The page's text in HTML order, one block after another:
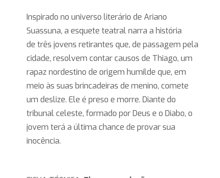
Inspirado no universo literário de Ariano
Suassuna, a esquete teatral narra a história
de três jovens retirantes que, de passagem pela
cidade, resolvem contar causos de Thiago, um
rapaz nordestino de origem humilde que, em
meio às suas brincadeiras de menino, comete
um deslize. Ele é preso e morre. Diante do
tribunal celeste, formado por Deus e o Diabo, o
jovem terá a última chance de provar sua
inocência.